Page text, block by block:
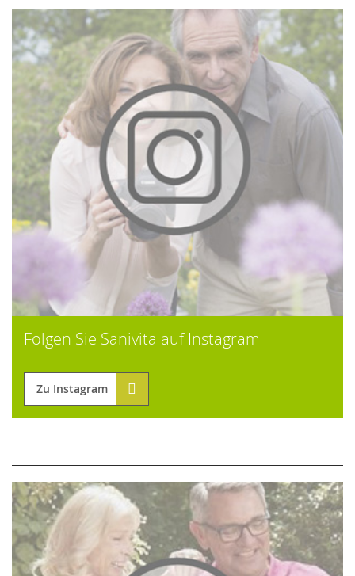
Folgen Sie Sanivita auf Instagram
Zu Instagram